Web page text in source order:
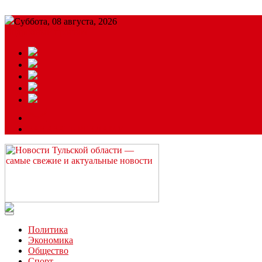
Суббота, 08 августа, 2026
Читайте последние новости дня в Тульской области на сайте
Политика
Экономика
Общество